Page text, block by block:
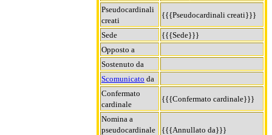
Pseudocardinali
creati
{{{Pseudocardinali creati}}}
Sede
{{{Sede}}}
Opposto a
Sostenuto da
Scomunicato da
Confermato
cardinale
{{{Confermato cardinale}}}
Nomina a
pseudocardinale
{{{Annullato da}}}